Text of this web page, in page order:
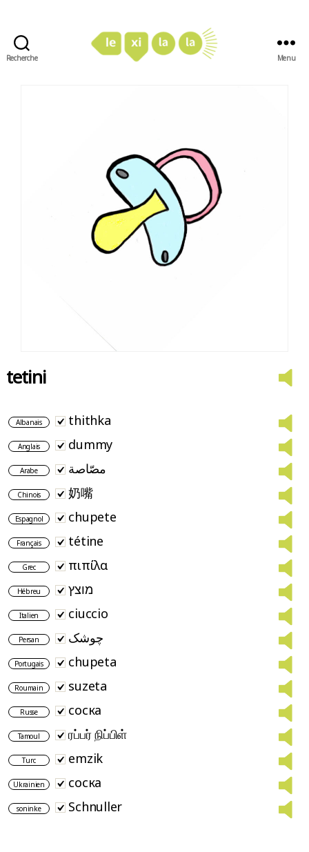
Recherche Menu
tetini
Albanais thithka
Anglais dummy
Arabe مصّاصة
Chinois 奶嘴
Espagnol chupete
Français tétine
Grec πιπίλα
Hébreu מוצץ
Italien ciuccio
Persan چوشک
Portugais chupeta
Roumain suzeta
Russe соска
Tamoul ரப்பர் நிப்பிள்
Turc emzik
Ukrainien соска
soninke Schnuller